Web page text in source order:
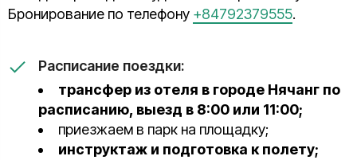
Бронирование по телефону +84792379555.
Расписание поездки:
трансфер из отеля в городе Нячанг по
расписанию, выезд в 8:00 или 11:00;
приезжаем в парк на площадку;
инструктаж и подготовка к полету;